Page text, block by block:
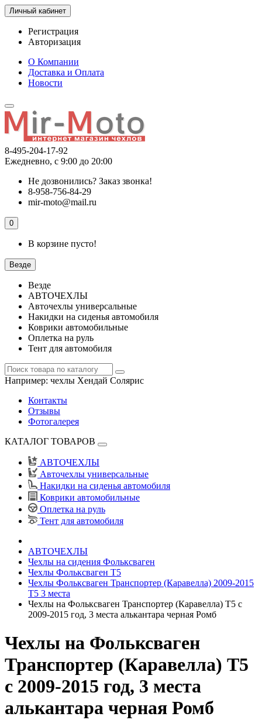
Личный кабинет
Регистрация
Авторизация
О Компании
Доставка и Оплата
Новости
8-495-204-17-92
Ежедневно, с 9:00 до 20:00
Не дозвонились? Заказ звонка!
8-958-756-84-29
mir-moto@mail.ru
0
В корзине пусто!
Везде
Везде
АВТОЧЕХЛЫ
Авточехлы универсальные
Накидки на сиденья автомобиля
Коврики автомобильные
Оплетка на руль
Тент для автомобиля
Например: чехлы Хендай Солярис
Контакты
Отзывы
Фотогалерея
КАТАЛОГ ТОВАРОВ
АВТОЧЕХЛЫ
Авточехлы универсальные
Накидки на сиденья автомобиля
Коврики автомобильные
Оплетка на руль
Тент для автомобиля
АВТОЧЕХЛЫ
Чехлы на сидения Фольксваген
Чехлы Фольксваген Т5
Чехлы Фольксваген Транспортер (Каравелла) 2009-2015
Т5 3 места
Чехлы на Фольксваген Транспортер (Каравелла) Т5 с
2009-2015 год, 3 места алькантара черная Ромб
Чехлы на Фольксваген
Транспортер (Каравелла) Т5
с 2009-2015 год, 3 места
алькантара черная Ромб